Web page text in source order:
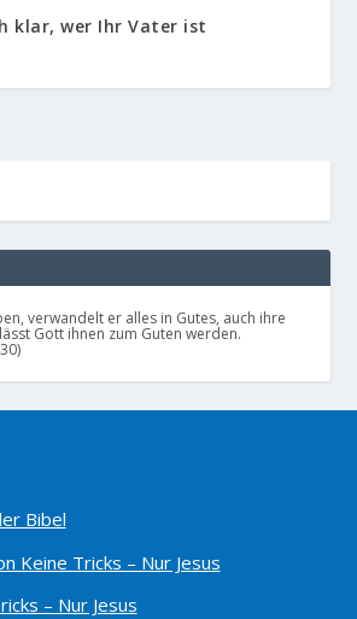
klar, wer Ihr Vater ist
verwandelt er alles in Gutes, auch ihre
Gott ihnen zum Guten werden.
Bibel
Keine Tricks – Nur Jesus
– Nur Jesus